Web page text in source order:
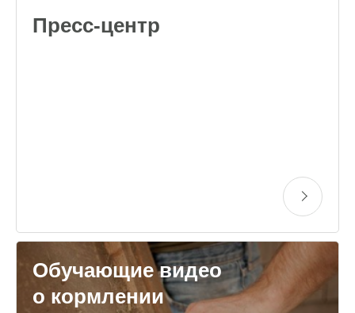
Пресс-центр
Обучающие видео
о кормлении